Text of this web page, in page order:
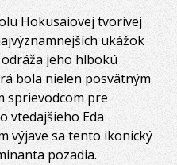
Hokusaiovej tvorivej
ukážok
jeho hlbokú
bola nielen posvätným
sprievodcom pre
vtedajšieho Eda
výjave sa tento ikonický
pozadia.